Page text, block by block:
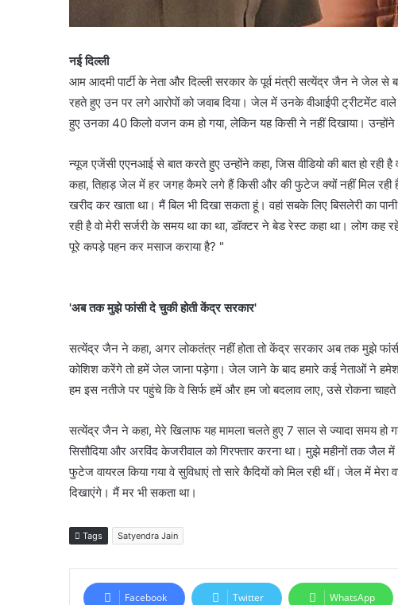
नई दिल्ली
आम आदमी पार्टी के नेता और दिल्ली सरकार के पूर्व मंत्री सत्येंद्र जैन ने जेल
रहते हुए उन पर लगे आरोपों को जवाब दिया। जेल में उनके वीआईपी ट्रीटमेंट वाले
हुए उनका 40 किलो वजन कम हो गया, लेकिन यह किसी ने नहीं दिखाया।
न्यूज एजेंसी एएनआई से बात करते हुए उन्होंने कहा, जिस वीडियो की बात हो रही
कहा, तिहाड़ जेल में हर जगह कैमरे लगे हैं किसी और की फुटेज क्यों नहीं मिल
खरीद कर खाता था। मैं बिल भी दिखा सकता हूं। वहां सबके लिए बिसलेरी का
रही है वो मेरी सर्जरी के समय था का था, डॉक्टर ने बेड रेस्ट कहा था। लोग कह
पूरे कपड़े पहन कर मसाज कराया है? "
'अब तक मुझे फांसी दे चुकी होती केंद्र सरकार'
सत्येंद्र जैन ने कहा, अगर लोकतंत्र नहीं होता तो केंद्र सरकार अब तक मुझे
कोशिश करेंगे तो हमें जेल जाना पड़ेगा। जेल जाने के बाद हमारे कई नेताओं ने
हम इस नतीजे पर पहुंचे कि वे सिर्फ हमें और हम जो बदलाव लाए, उसे रोकना चाहते
सत्येंद्र जैन ने कहा, मेरे खिलाफ यह मामला चलते हुए 7 साल से ज्यादा समय हो
सिसौदिया और अरविंद केजरीवाल को गिरफ्तार करना था। मुझे महीनों तक
फुटेज वायरल किया गया वे सुविधाएं तो सारे कैदियों को मिल रही थीं। जेल में
दिखाएंगे। मैं मर भी सकता था।
Tags Satyendra Jain
Facebook Twitter WhatsApp